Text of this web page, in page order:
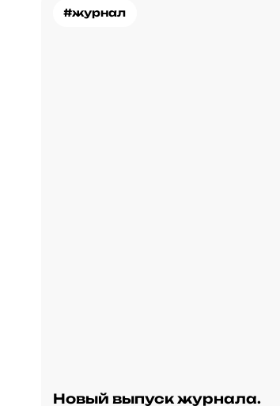
#журнал
Новый выпуск журнала.